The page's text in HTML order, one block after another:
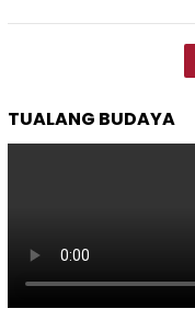
TUALANG BUDAYA